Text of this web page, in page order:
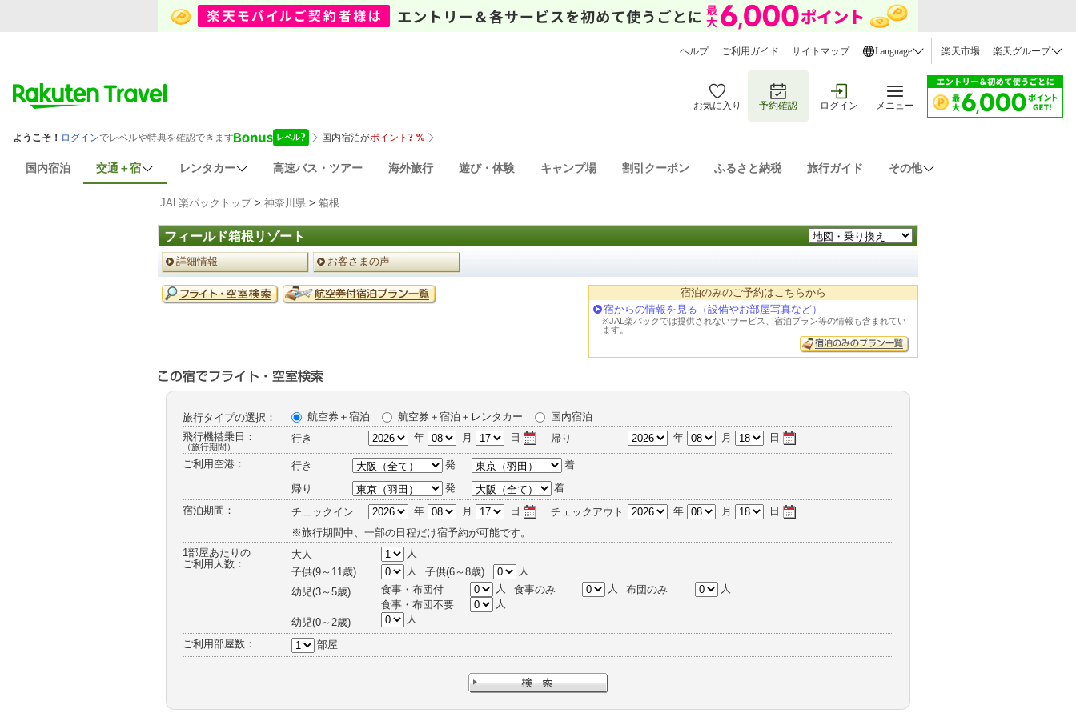
ヘルプ ご利用ガイド サイトマップ Language 楽天市場 楽天グループ
お気に入り 予約確認 ログイン メニュー
国内宿泊 交通＋宿 レンタカー 高速バス・ツアー 海外旅行 遊び・体験 キャンプ場 割引クーポン ふるさと納税 旅行ガイド その他
JAL楽パックトップ> 神奈川県 > 箱根
フィールド箱根リゾート
ペ
ー
ジ
メ
ニ
詳細情報 お客さまの声
予
約
宿泊のみのご予約はこちらから
宿からの情報を見る（設備やお部屋写真など）
※JAL楽パックでは提供されないサービス、宿泊プラン等の情報も含まれてい
ます。
旅行タイプの選択： 航空券＋宿泊 航空券＋宿泊＋レンタカー
国内宿泊
飛行機搭乗日：
（旅行期間）
行き 年 月 日 帰り 年 月 日
ご利用空港： 行き 発
着
帰り
発
着
宿泊期間：
チェックイン 年 月 日 チェックアウト 年 月
日
※旅行期間中、一部の日程だけ宿予約が可能です。
1部屋あたりの
ご利用人数：
大人
人
子供(9～11歳)
人 子供(6～8歳)
人
幼児(3～5歳) 食事・布団付 人 食事のみ 人 布団のみ
人
食事・布団不要
人
幼児(0～2歳) 人
ご利用部屋数： 部屋